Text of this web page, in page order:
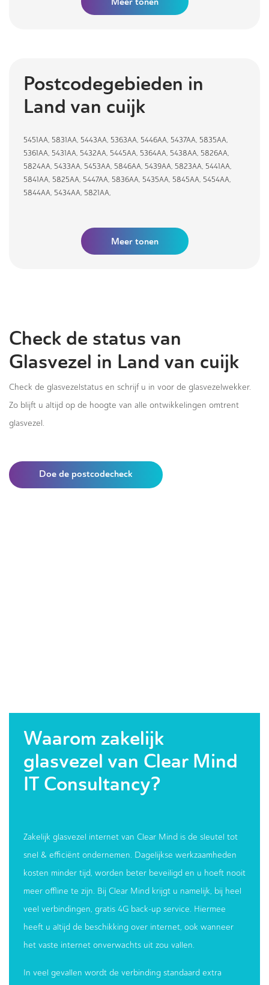
Postcodegebieden in
Land van cuijk
5451AA, 5831AA, 5443AA, 5363AA, 5446AA, 5437AA, 5835AA,
5361AA, 5431AA, 5432AA, 5445AA, 5364AA, 5438AA, 5826AA,
5824AA, 5433AA, 5453AA, 5846AA, 5439AA, 5823AA, 5441AA,
5841AA, 5825AA, 5447AA, 5836AA, 5435AA, 5845AA, 5454AA,
5844AA, 5434AA, 5821AA,
Meer tonen
Check de status van
Glasvezel in Land van cuijk
Check de glasvezelstatus en schrijf u in voor de glasvezelwekker.
Zo blijft u altijd op de hoogte van alle ontwikkelingen omtrent
glasvezel.
Doe de postcodecheck
Waarom zakelijk
glasvezel van Clear Mind
IT Consultancy?
Zakelijk glasvezel internet van Clear Mind is de sleutel tot
snel & efficiënt ondernemen. Dagelijkse werkzaamheden
kosten minder tijd, worden beter beveiligd en u hoeft nooit
meer offline te zijn. Bij Clear Mind krijgt u namelijk, bij heel
veel verbindingen, gratis 4G back-up service. Hiermee
heeft u altijd de beschikking over internet, ook wanneer
het vaste internet onverwachts uit zou vallen.
In veel gevallen wordt de verbinding standaard extra